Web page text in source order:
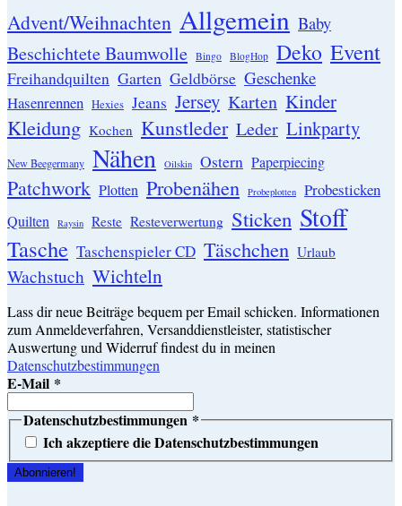
Advent/Weihnachten Allgemein Baby
Beschichtete Baumwolle Bingo BlogHop Deko Event
Freihandquilten Garten Geldbörse Geschenke
Hasenrennen Hexies Jeans Jersey Karten Kinder
Kleidung Kochen Kunstleder Leder Linkparty
New Beegermany Nähen Oilskin Ostern Paperpiecing
Patchwork Plotten Probenähen Probeplotten Probesticken
Quilten Raysin Reste Resteverwertung Sticken Stoff
Tasche Taschenspieler CD Täschchen Urlaub
Wachstuch Wichteln
Lass dir neue Beiträge bequem per Email schicken. Informationen
zum Anmeldeverfahren, Versanddienstleister, statistischer
Auswertung und Widerruf findest du in meinen
Datenschutzbestimmungen
E-Mail *
Datenschutzbestimmungen *
Ich akzeptiere die Datenschutzbestimmungen